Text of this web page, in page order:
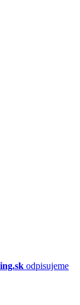
odpisujeme